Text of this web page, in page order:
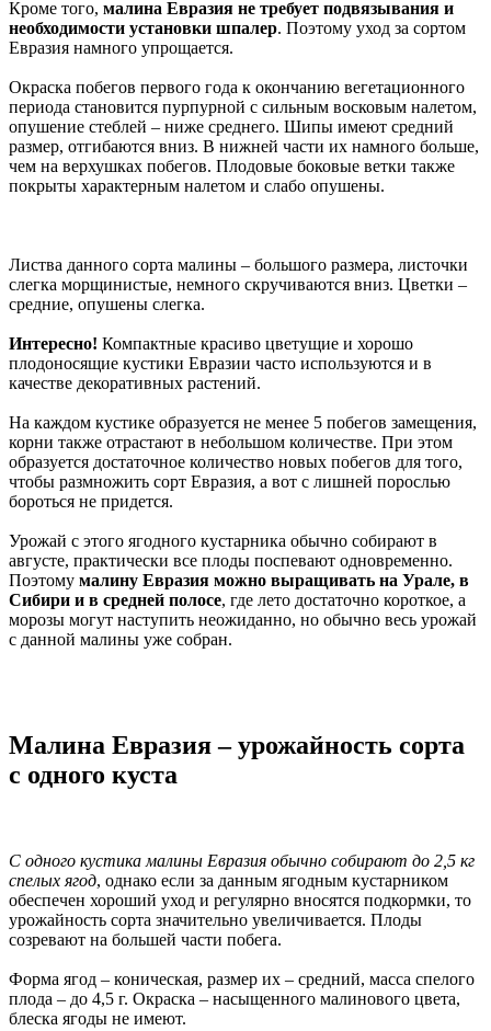
Кроме того, малина Евразия не требует подвязывания и
необходимости установки шпалер. Поэтому уход за сортом
Евразия намного упрощается.
Окраска побегов первого года к окончанию вегетационного
периода становится пурпурной с сильным восковым налетом,
опушение стеблей – ниже среднего. Шипы имеют средний
размер, отгибаются вниз. В нижней части их намного больше,
чем на верхушках побегов. Плодовые боковые ветки также
покрыты характерным налетом и слабо опушены.
Листва данного сорта малины – большого размера, листочки
слегка морщинистые, немного скручиваются вниз. Цветки –
средние, опушены слегка.
Интересно! Компактные красиво цветущие и хорошо
плодоносящие кустики Евразии часто используются и в
качестве декоративных растений.
На каждом кустике образуется не менее 5 побегов замещения,
корни также отрастают в небольшом количестве. При этом
образуется достаточное количество новых побегов для того,
чтобы размножить сорт Евразия, а вот с лишней порослью
бороться не придется.
Урожай с этого ягодного кустарника обычно собирают в
августе, практически все плоды поспевают одновременно.
Поэтому малину Евразия можно выращивать на Урале, в
Сибири и в средней полосе, где лето достаточно короткое, а
морозы могут наступить неожиданно, но обычно весь урожай
с данной малины уже собран.
Малина Евразия – урожайность сорта
с одного куста
С одного кустика малины Евразия обычно собирают до 2,5 кг
спелых ягод, однако если за данным ягодным кустарником
обеспечен хороший уход и регулярно вносятся подкормки, то
урожайность сорта значительно увеличивается. Плоды
созревают на большей части побега.
Форма ягод – коническая, размер их – средний, масса спелого
плода – до 4,5 г. Окраска – насыщенного малинового цвета,
блеска ягоды не имеют.